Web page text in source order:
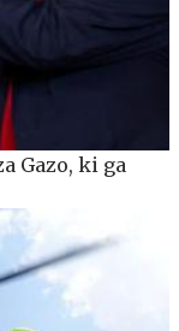
Gazo, ki ga